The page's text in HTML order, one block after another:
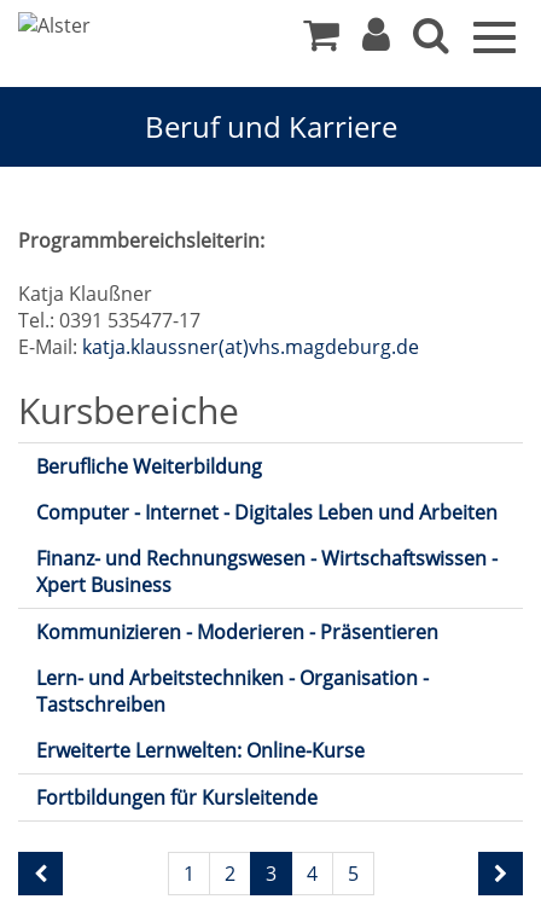
Beruf und Karriere
Beruf
und
Karriere
Programmbereichsleiterin:
Katja Klaußner
Tel.: 0391 535477-17
E-Mail: katja.klaussner(at)vhs.magdeburg.de
Kursbereiche
Berufliche Weiterbildung
Computer - Internet - Digitales Leben und Arbeiten
Finanz- und Rechnungswesen - Wirtschaftswissen -
Xpert Business
Kommunizieren - Moderieren - Präsentieren
Lern- und Arbeitstechniken - Organisation -
Tastschreiben
Erweiterte Lernwelten: Online-Kurse
Fortbildungen für Kursleitende
Seite
3
1 2 3 4 5